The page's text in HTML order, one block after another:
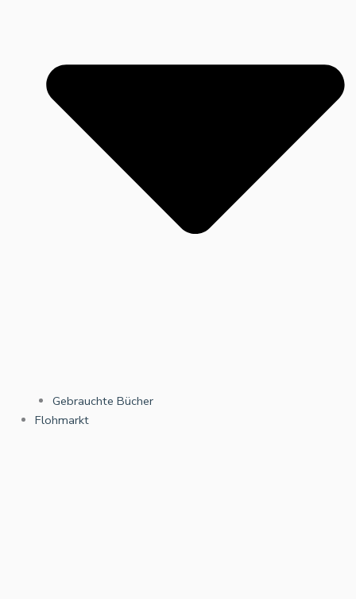
Gebrauchte Bücher
Flohmarkt